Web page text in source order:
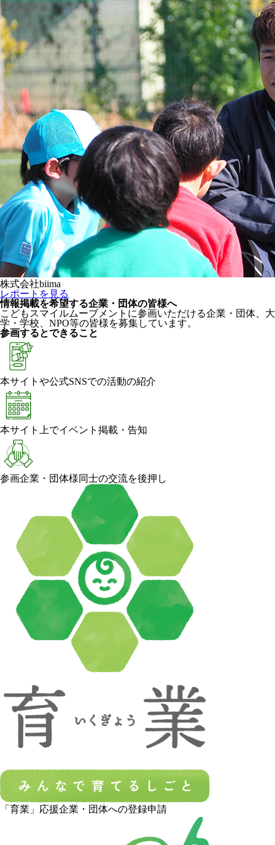
株式会社biima
レポートを見る
情報掲載を希望する企業・団体の皆様へ
こどもスマイルムーブメントに参画いただける企業・団体、大
学・学校、NPO等の皆様を募集しています。
参画するとできること
本サイトや公式SNSでの活動の紹介
本サイト上でイベント掲載・告知
参画企業・団体様同士の交流を後押し
「育業」応援企業・団体への登録申請